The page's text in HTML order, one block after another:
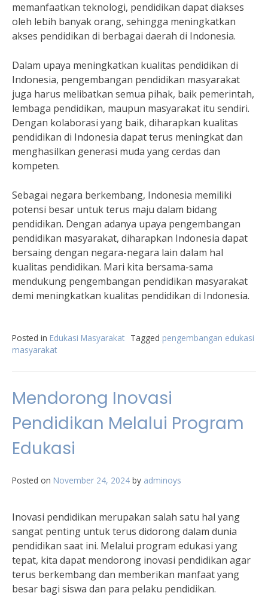
memanfaatkan teknologi, pendidikan dapat diakses
oleh lebih banyak orang, sehingga meningkatkan
akses pendidikan di berbagai daerah di Indonesia.
Dalam upaya meningkatkan kualitas pendidikan di
Indonesia, pengembangan pendidikan masyarakat
juga harus melibatkan semua pihak, baik pemerintah,
lembaga pendidikan, maupun masyarakat itu sendiri.
Dengan kolaborasi yang baik, diharapkan kualitas
pendidikan di Indonesia dapat terus meningkat dan
menghasilkan generasi muda yang cerdas dan
kompeten.
Sebagai negara berkembang, Indonesia memiliki
potensi besar untuk terus maju dalam bidang
pendidikan. Dengan adanya upaya pengembangan
pendidikan masyarakat, diharapkan Indonesia dapat
bersaing dengan negara-negara lain dalam hal
kualitas pendidikan. Mari kita bersama-sama
mendukung pengembangan pendidikan masyarakat
demi meningkatkan kualitas pendidikan di Indonesia.
Posted in Edukasi Masyarakat Tagged pengembangan edukasi
masyarakat
Mendorong Inovasi
Pendidikan Melalui Program
Edukasi
Posted on November 24, 2024 by adminoys
Inovasi pendidikan merupakan salah satu hal yang
sangat penting untuk terus didorong dalam dunia
pendidikan saat ini. Melalui program edukasi yang
tepat, kita dapat mendorong inovasi pendidikan agar
terus berkembang dan memberikan manfaat yang
besar bagi siswa dan para pelaku pendidikan.